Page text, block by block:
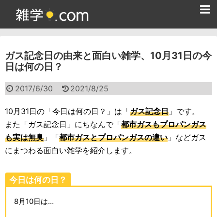
ガス記念日の由来と面白い雑学、10月31日の今
日は何の日？
2017/6/30 2021/8/25
10月31日の「今日は何の日？」は「ガス記念日 」です。
また「ガス記念日」にちなんで「都市ガスもプロパンガス
も実は無臭 」「都市ガスとプロパンガスの違い 」などガス
にまつわる面白い雑学を紹介します。
今日は何の日？
8月10日は…
雑学クイズ問題集
面白い雑学
ためになる雑学
スポーツ雑学
動物雑学
歴史雑学